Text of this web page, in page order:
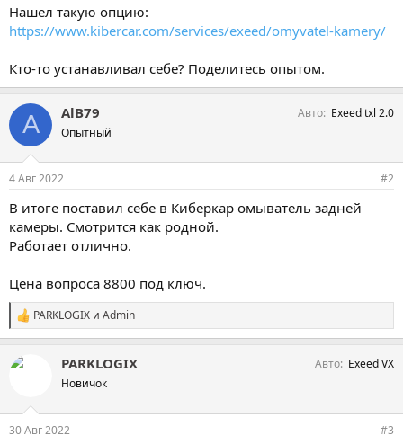
Нашел такую опцию:
https://www.kibercar.com/services/exeed/omyvatel-kamery/
Кто-то устанавливал себе? Поделитесь опытом.
A AlB79
Опытный
Авто Exeed txl 2.0
4 Авг 2022 #2
В итоге поставил себе в Киберкар омыватель задней
камеры. Смотрится как родной.
Работает отлично.
Цена вопроса 8800 под ключ.
С
и
п
PARKLOGIX и Admin
PARKLOGIX
Новичок
Авто Exeed VX
30 Авг 2022 #3